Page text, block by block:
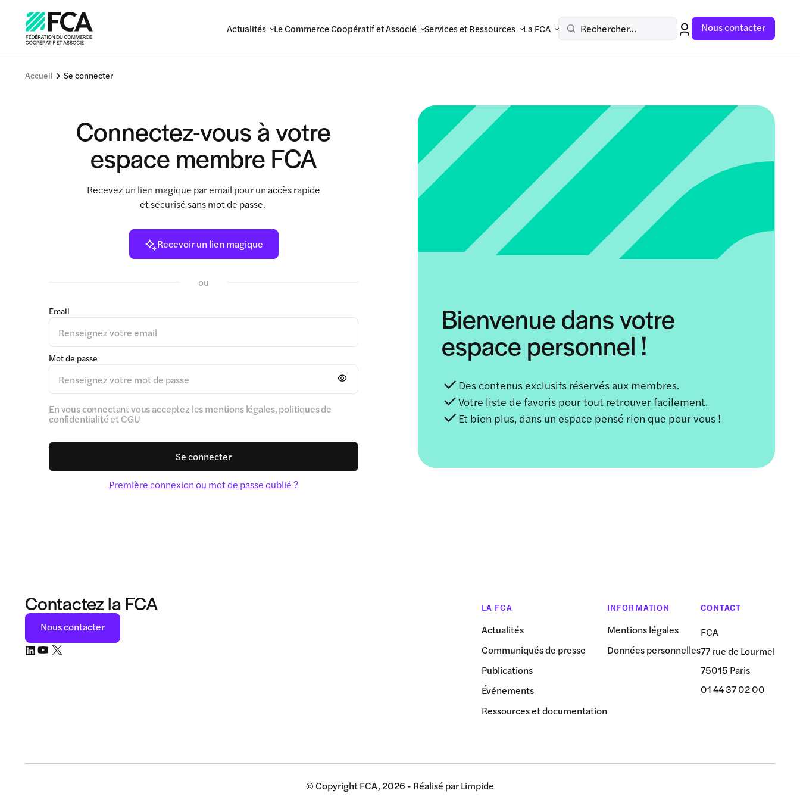
Actualités Le Commerce Coopératif et Associé Services et Ressources La FCA Rechercher... Nous contacter
Accueil Se connecter
Connectez-vous à votre
espace membre FCA
Recevez un lien magique par email pour un accès rapide
et sécurisé sans mot de passe.
Recevoir un lien magique
ou
Email
Mot de passe
En vous connectant vous acceptez les mentions légales, politiques de
confidentialité et CGU
Se connecter
Première connexion ou mot de passe oublié ?
Bienvenue dans votre
espace personnel !
Des contenus exclusifs réservés aux membres.
Votre liste de favoris pour tout retrouver facilement.
Et bien plus, dans un espace pensé rien que pour vous !
Contactez la FCA
Nous contacter
LA FCA
Actualités
Communiqués de presse
Publications
Événements
Ressources et documentation
INFORMATION
Mentions légales
Données personnelles
CONTACT
FCA
77 rue de Lourmel
75015 Paris
01 44 37 02 00
© Copyright FCA, 2026 - Réalisé parLimpide